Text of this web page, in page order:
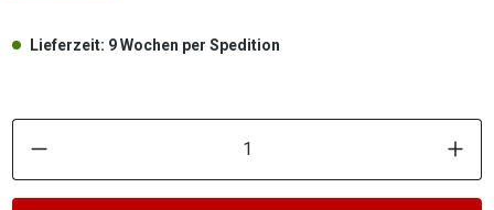
Lieferzeit: 9 Wochen per Spedition